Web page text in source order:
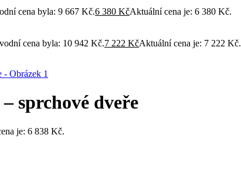
cena byla: 9 667 Kč.6 380 KčAktuální cena je: 6 380 Kč.
cena byla: 10 942 Kč.7 222 KčAktuální cena je: 7 222 Kč.
sprchové dveře
je: 6 838 Kč.